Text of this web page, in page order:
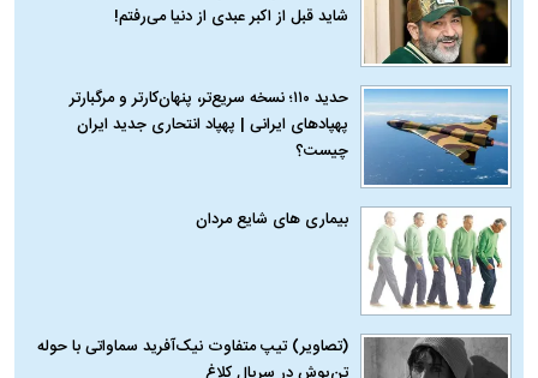
شاید قبل از اکبر عبدی از دنیا می‌رفتم!
حدید ۱۱۰؛ نسخه سریع‌تر، پنهان‌کارتر و مرگبارتر
پهپادهای ایرانی | پهپاد انتحاری جدید ایران
چیست؟
بیماری‌ های شایع مردان
(تصاویر) تیپ متفاوت نیک‌آفرید سماواتی با حوله
تن‌پوش در سریال کلاغ